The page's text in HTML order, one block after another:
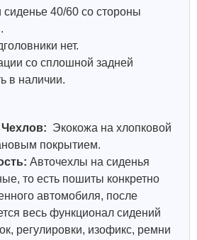
40/60 со стороны
нет.
со сплошной задней
в наличии.
Экокожа на хлопковой
покрытием.
Авточехлы на сиденья
то есть пошиты конкретно
автомобиля, после
весь функционал сидений
регулировки, изофикс, ремни